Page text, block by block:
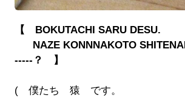
【 BOKUTACHI SARU DESU.
NAZE KONNNAKOTO
-----？ 】
( 僕たち 猿 です。